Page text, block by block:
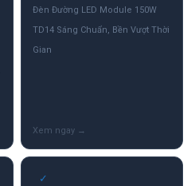
Đèn Đường LED Module 150W
TD14 Sáng Chuẩn, Bền Vượt Thời
Gian
✓